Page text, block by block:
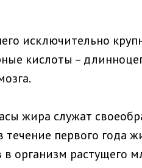
исключительно
кислоты –
жира служат
первого года
организм растущего